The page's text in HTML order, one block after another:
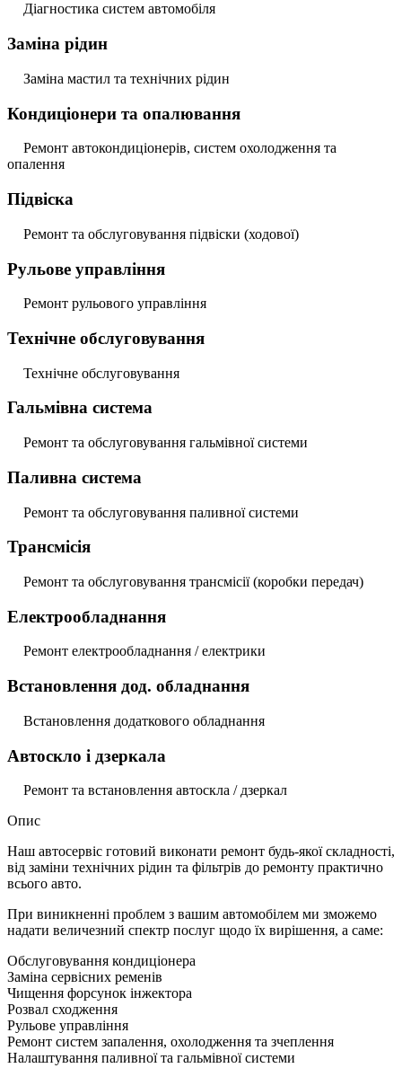
Діагностика систем автомобіля
Заміна рідин
Заміна мастил та технічних рідин
Кондиціонери та опалювання
Ремонт автокондиціонерів, систем охолодження та
опалення
Підвіска
Ремонт та обслуговування підвіски (ходової)
Рульове управління
Ремонт рульового управління
Технічне обслуговування
Технічне обслуговування
Гальмівна система
Ремонт та обслуговування гальмівної системи
Паливна система
Ремонт та обслуговування паливної системи
Трансмісія
Ремонт та обслуговування трансмісії (коробки передач)
Електрообладнання
Ремонт електрообладнання / електрики
Встановлення дод. обладнання
Встановлення додаткового обладнання
Автоскло і дзеркала
Ремонт та встановлення автоскла / дзеркал
Опис
Наш автосервіс готовий виконати ремонт будь-якої складності,
від заміни технічних рідин та фільтрів до ремонту практично
всього авто.
При виникненні проблем з вашим автомобілем ми зможемо
надати величезний спектр послуг щодо їх вирішення, а саме:
Обслуговування кондиціонера
Заміна сервісних ременів
Чищення форсунок інжектора
Розвал сходження
Рульове управління
Ремонт систем запалення, охолодження та зчеплення
Налаштування паливної та гальмівної системи